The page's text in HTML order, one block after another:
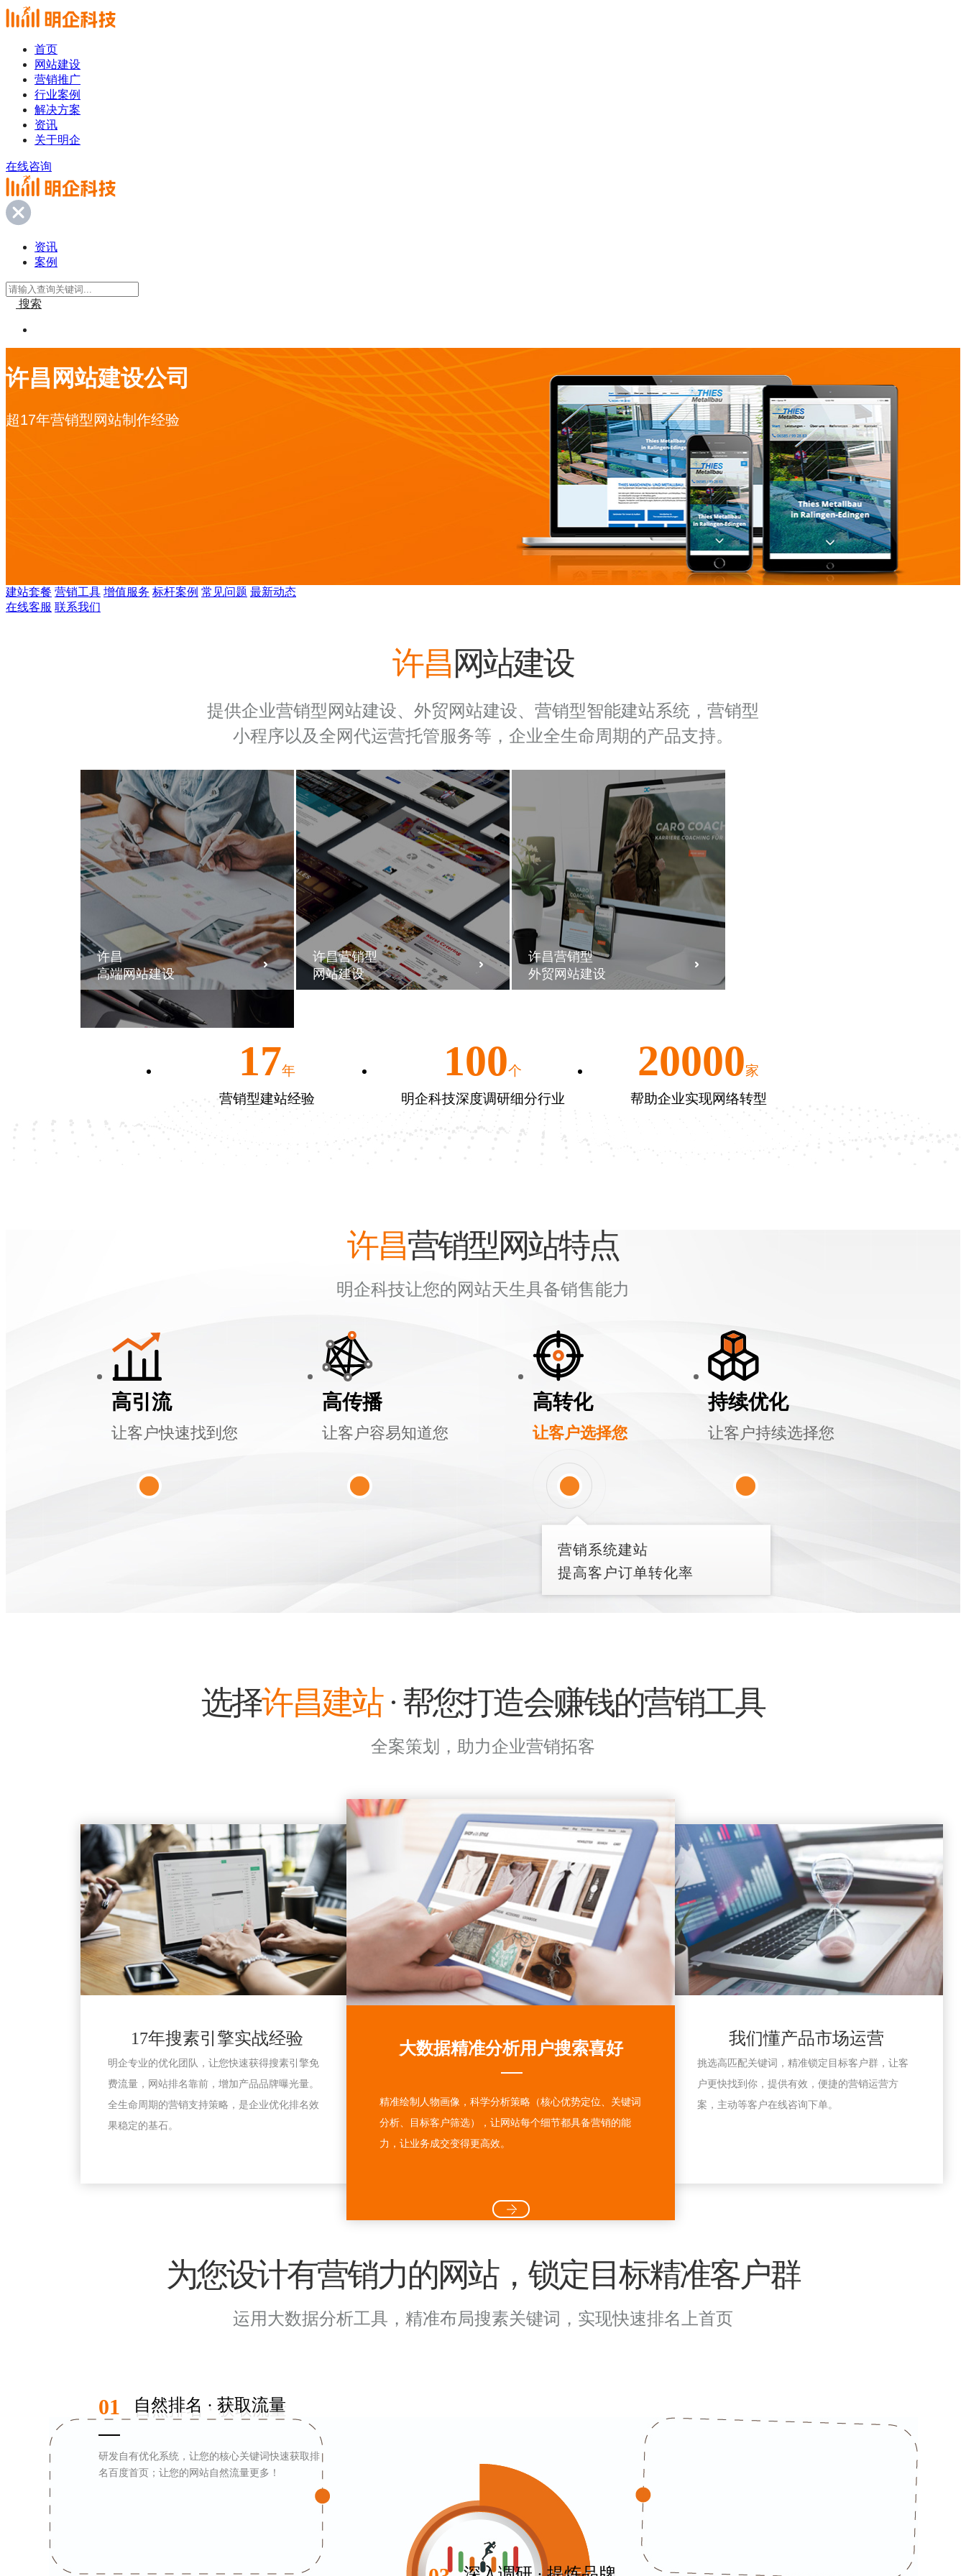
首页
网站建设
营销推广
行业案例
解决方案
资讯
关于明企
在线咨询
资讯
案例
搜索
许昌网站建设公司
超17年营销型网站制作经验
建站套餐 营销工具 增值服务 标杆案例 常见问题 最新动态
在线客服 联系我们
许昌 网站建设
提供企业营销型网站建设、外贸网站建设、营销型智能建站系统，营销型
小程序以及全网代运营托管服务等，企业全生命周期的产品支持。
许昌
高端网站建设
许昌营销型
网站建设
许昌营销型
外贸网站建设
17年
营销型建站经验
100个
明企科技深度调研细分行业
20000家
帮助企业实现网络转型
许昌营销型网站特点
明企科技让您的网站天生具备销售能力
高引流
让客户快速找到您
高传播
让客户容易知道您
高转化
让客户选择您
营销系统建站
提高客户订单转化率
持续优化
让客户持续选择您
选择许昌建站· 帮您打造会赚钱的营销工具
全案策划，助力企业营销拓客
17年搜素引擎实战经验
明企专业的优化团队，让您快速获得搜素引擎免
费流量，网站排名靠前，增加产品品牌曝光量。
全生命周期的营销支持策略，是企业优化排名效
果稳定的基石。
大数据精准分析用户搜索喜好
精准绘制人物画像，科学分析策略（核心优势定位、关键词
分析、目标客户筛选），让网站每个细节都具备营销的能
力，让业务成交变得更高效。
我们懂产品市场运营
挑选高匹配关键词，精准锁定目标客户群，让客
户更快找到你，提供有效，便捷的营销运营方
案，主动等客户在线咨询下单。
为您设计有营销力的网站，锁定目标精准客户群
运用大数据分析工具，精准布局搜素关键词，实现快速排名上首页
01 自然排名 · 获取流量
研发自有优化系统，让您的核心关键词快速获取排
名百度首页；让您的网站自然流量更多！